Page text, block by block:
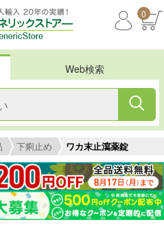
0
Web検索
下痢止め ワカ末止瀉薬錠